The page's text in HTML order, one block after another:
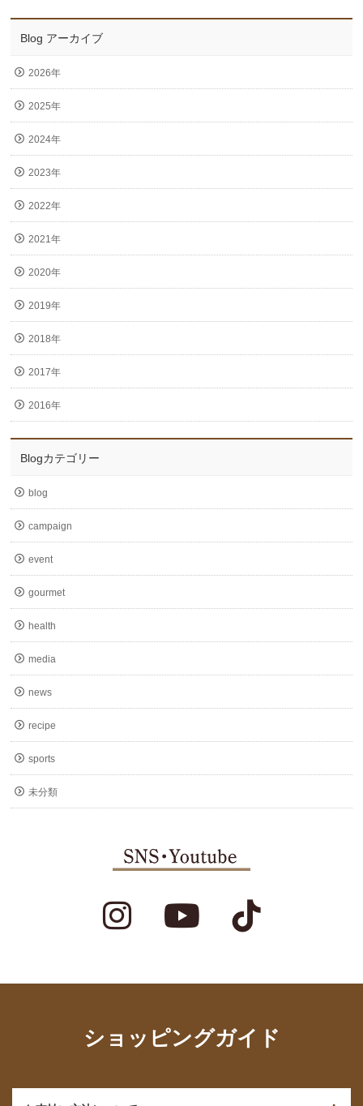
Blog アーカイブ
2026年
2025年
2024年
2023年
2022年
2021年
2020年
2019年
2018年
2017年
2016年
Blogカテゴリー
blog
campaign
event
gourmet
health
media
news
recipe
sports
未分類
ショッピングガイド